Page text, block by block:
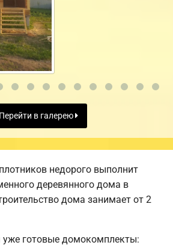
Перейти в галерею
недорого выполнит
деревянного дома в
дома занимает от 2
готовые домокомплекты: